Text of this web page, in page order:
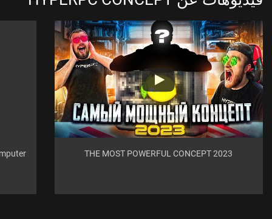
THE MOST POWERFUL CONCEPT 2023